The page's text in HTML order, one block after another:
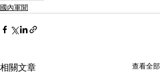
國內軍聞
相關文章 查看全部